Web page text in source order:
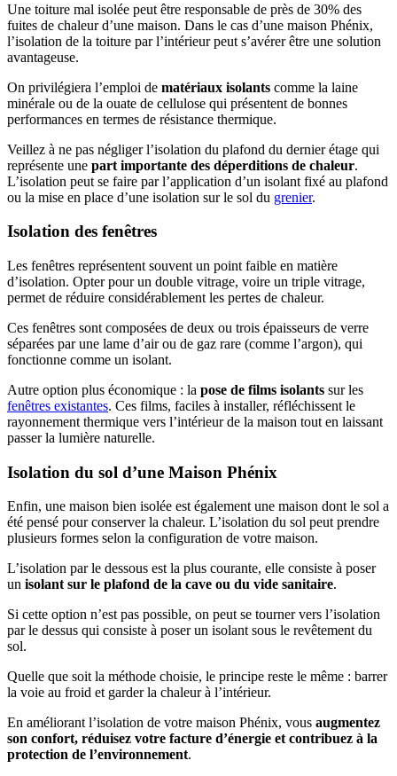
Une toiture mal isolée peut être responsable de près de 30% des
fuites de chaleur d’une maison. Dans le cas d’une maison Phénix,
l’isolation de la toiture par l’intérieur peut s’avérer être une solution
avantageuse.
On privilégiera l’emploi de matériaux isolants comme la laine
minérale ou de la ouate de cellulose qui présentent de bonnes
performances en termes de résistance thermique.
Veillez à ne pas négliger l’isolation du plafond du dernier étage qui
représente une part importante des déperditions de chaleur.
L’isolation peut se faire par l’application d’un isolant fixé au plafond
ou la mise en place d’une isolation sur le sol du grenier.
Isolation des fenêtres
Les fenêtres représentent souvent un point faible en matière
d’isolation. Opter pour un double vitrage, voire un triple vitrage,
permet de réduire considérablement les pertes de chaleur.
Ces fenêtres sont composées de deux ou trois épaisseurs de verre
séparées par une lame d’air ou de gaz rare (comme l’argon), qui
fonctionne comme un isolant.
Autre option plus économique : la pose de films isolants sur les
fenêtres existantes. Ces films, faciles à installer, réfléchissent le
rayonnement thermique vers l’intérieur de la maison tout en laissant
passer la lumière naturelle.
Isolation du sol d’une Maison Phénix
Enfin, une maison bien isolée est également une maison dont le sol a
été pensé pour conserver la chaleur. L’isolation du sol peut prendre
plusieurs formes selon la configuration de votre maison.
L’isolation par le dessous est la plus courante, elle consiste à poser
un isolant sur le plafond de la cave ou du vide sanitaire.
Si cette option n’est pas possible, on peut se tourner vers l’isolation
par le dessus qui consiste à poser un isolant sous le revêtement du
sol.
Quelle que soit la méthode choisie, le principe reste le même : barrer
la voie au froid et garder la chaleur à l’intérieur.
En améliorant l’isolation de votre maison Phénix, vous augmentez
son confort, réduisez votre facture d’énergie et contribuez à la
protection de l’environnement.